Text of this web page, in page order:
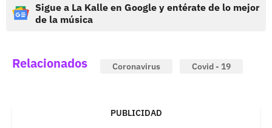
Sigue a La Kalle en Google y entérate de lo mejor
de la música
Relacionados Coronavirus Covid - 19
PUBLICIDAD